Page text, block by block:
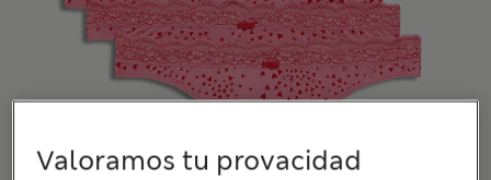
Valoramos tu provacidad